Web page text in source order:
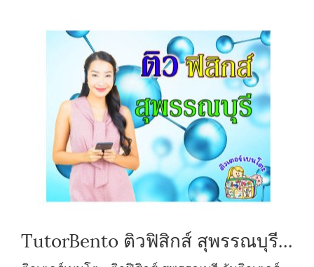
TutorBento ติวฟิสิกส์ สุพรรณบุรี